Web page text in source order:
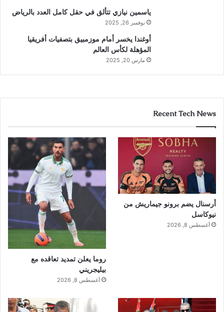
ياسمين نيازي تتألق في حقل كامل العدد بالرياض
نوفمبر 26, 2025
أوغندا يخسر أمام موزمبيق بتصفيات أفريقيا
المؤهلة لكأس العالم
مارس 20, 2025
Recent Tech News
أرسنال يضم برونو جيماريش من
نيوكاسل
أغسطس 8, 2026
روما يعلن تمديد تعاقده مع
بيليجريني
أغسطس 8, 2026